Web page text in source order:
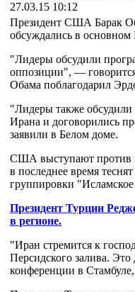
27.03.15 10:12
Президент США Барак
обсуждались в
"Лидеры обсудили
оппозиции", —
Обама поблагодарил
"Лидеры также обсудили
Ирана и договорились
заявили в Белом доме.
США выступают против
в последнее время
группировки "Исламское
Президент Турции
в регионе.
"Иран стремится к
Персидского залива.
конференции в